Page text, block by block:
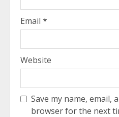
Email *
Website
Save my name, email,
browser for the next